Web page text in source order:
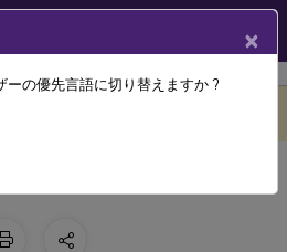
ルシューティング
×
の優先言語に切り替えますか ?